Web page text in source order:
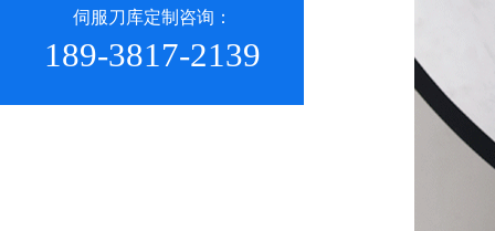
伺服刀库定制咨询：
189-3817-2139